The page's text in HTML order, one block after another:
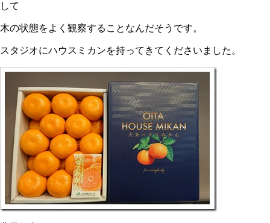
して
木の状態をよく観察することなんだそうです。
スタジオにハウスミカンを持ってきてくださいました。